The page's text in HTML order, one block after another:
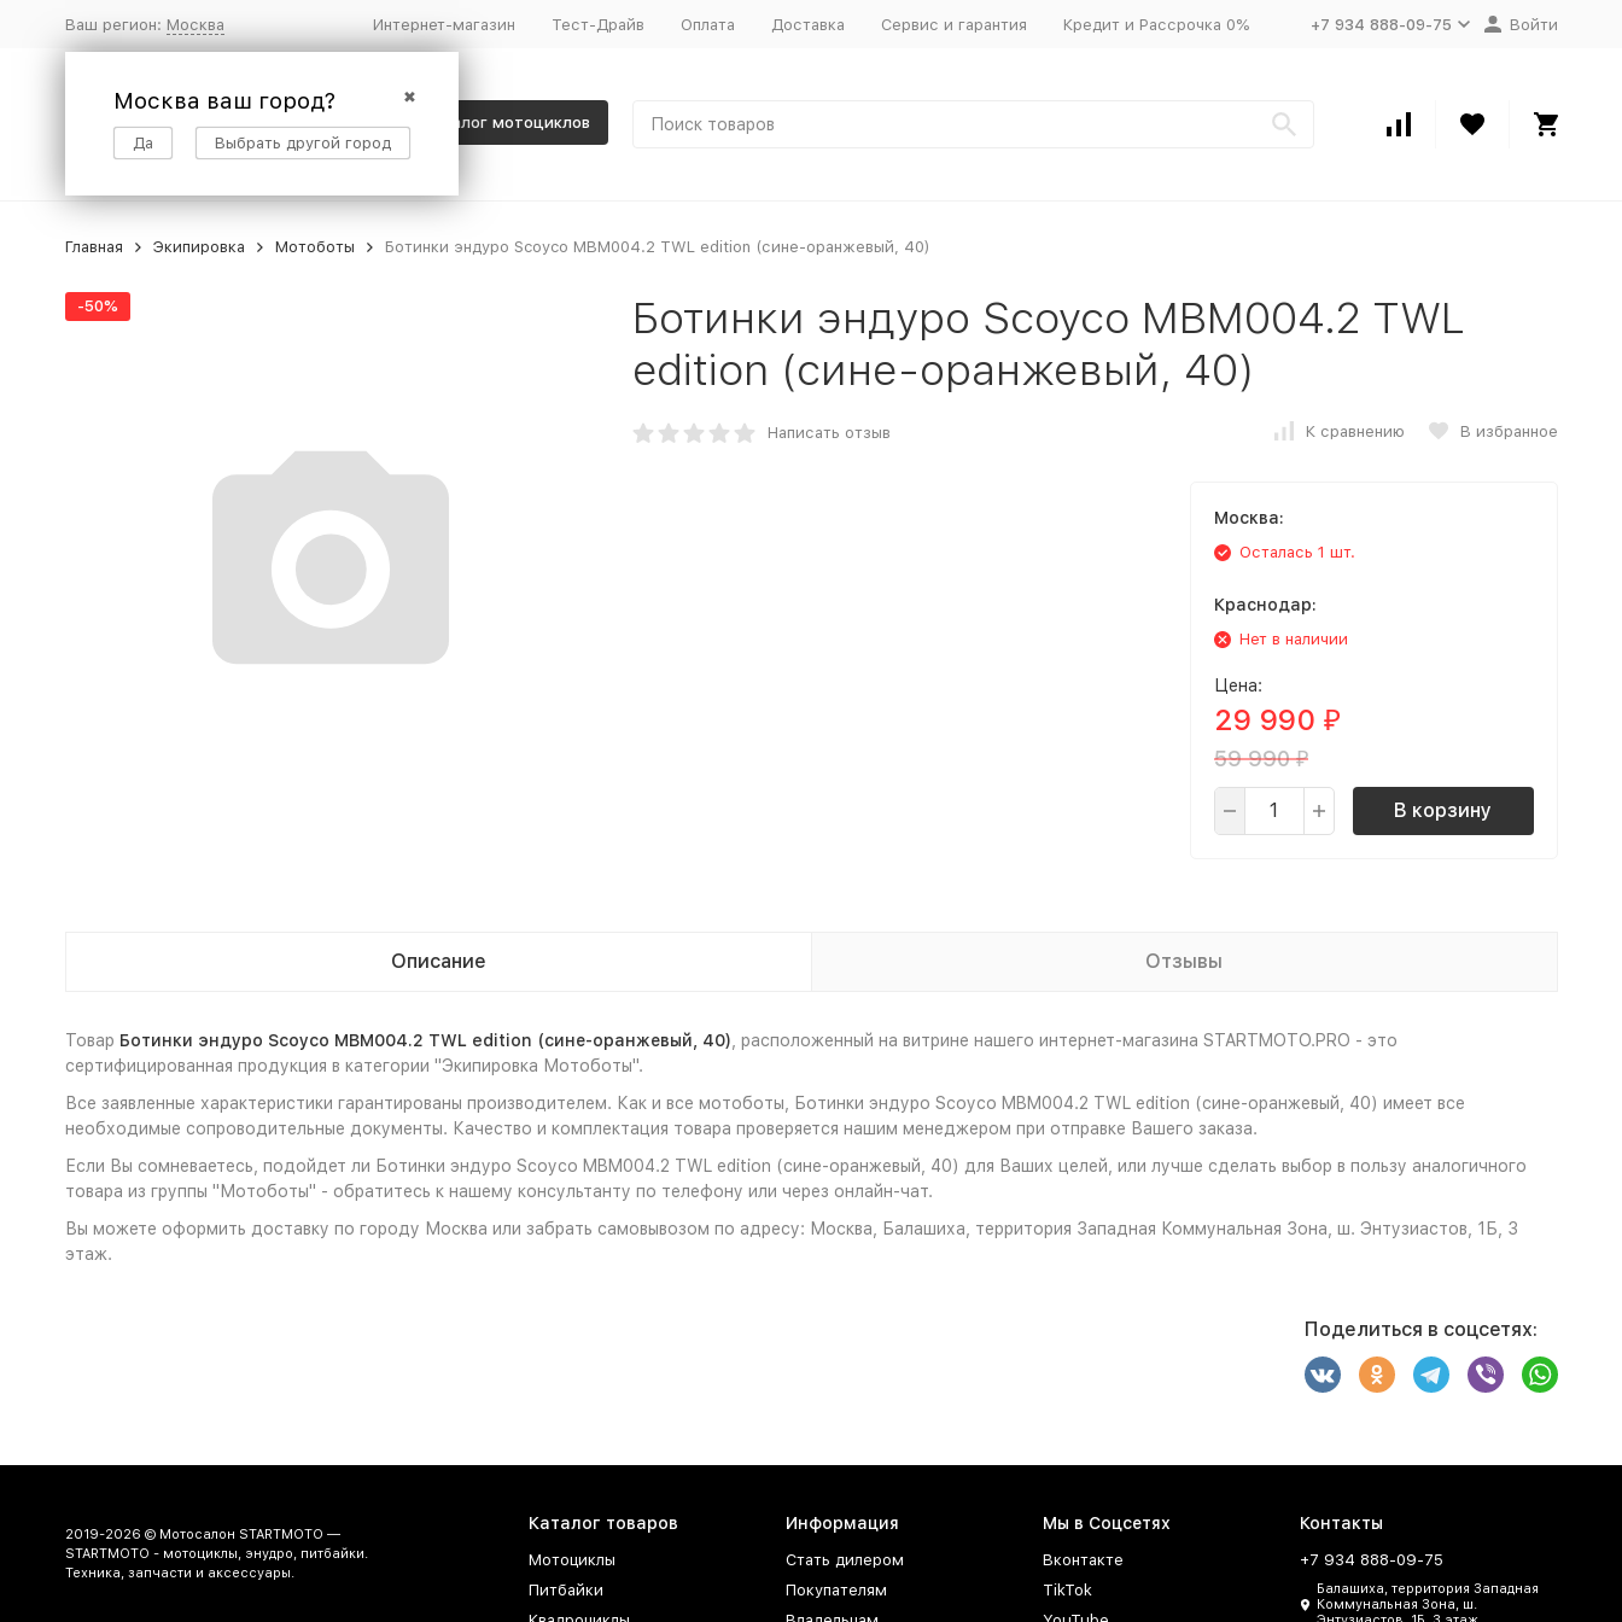
Ваш регион: Москва
✖
Москва ваш город?
Да Выбрать другой город
Интернет-магазин Тест-Драйв Оплата Доставка Сервис и гарантия Кредит и Рассрочка 0% +7 934 888-09-75 Войти
Каталог мотоциклов
Главная Экипировка Мотоботы Ботинки эндуро Scoyco MBM004.2 TWL edition (сине-оранжевый, 40)
-50%
Ботинки эндуро Scoyco MBM004.2 TWL
edition (сине-оранжевый, 40)
Написать отзыв К сравнению В избранное
Москва:
Осталась 1 шт.
Краснодар:
Нет в наличии
Цена:
29 990 ₽
59 990₽
В корзину
Описание Отзывы
Товар Ботинки эндуро Scoyco MBM004.2 TWL edition (сине-оранжевый, 40) , расположенный на витрине нашего интернет-магазина STARTMOTO.PRO - это
сертифицированная продукция в категории "Экипировка Мотоботы".
Все заявленные характеристики гарантированы производителем. Как и все мотоботы, Ботинки эндуро Scoyco MBM004.2 TWL edition (сине-оранжевый, 40) имеет все
необходимые сопроводительные документы. Качество и комплектация товара проверяется нашим менеджером при отправке Вашего заказа.
Если Вы сомневаетесь, подойдет ли Ботинки эндуро Scoyco MBM004.2 TWL edition (сине-оранжевый, 40) для Ваших целей, или лучше сделать выбор в пользу аналогичного
товара из группы "Мотоботы" - обратитесь к нашему консультанту по телефону или через онлайн-чат.
Вы можете оформить доставку по городу Москва или забрать самовывозом по адресу: Москва, Балашиха, территория Западная Коммунальная Зона, ш. Энтузиастов, 1Б, 3
этаж.
Поделиться в соцсетях:
2019-2026 © Мотосалон STARTMOTO —
STARTMOTO - мотоциклы, энудро, питбайки.
Техника, запчасти и аксессуары.
Каталог товаров
Мотоциклы
Питбайки
Информация
Стать дилером
Покупателям
Мы в Соцсетях
Вконтакте
TikTok
Контакты
+7 934 888-09-75
Балашиха, территория Западная
Коммунальная Зона, ш.